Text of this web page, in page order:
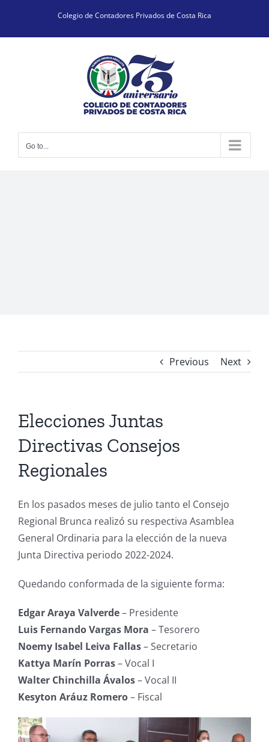
content
Colegio de Contadores Privados de Costa Rica
Go to...
Previous Next
Elecciones Juntas
Directivas Consejos
Regionales
En los pasados meses de julio tanto el Consejo
Regional Brunca realizó su respectiva Asamblea
General Ordinaria para la elección de la nueva
Junta Directiva periodo 2022-2024.
Quedando conformada de la siguiente forma:
Edgar Araya Valverde– Presidente
Luis Fernando Vargas Mora – Tesorero
Noemy Isabel Leiva Fallas– Secretario
Kattya Marín Porras– Vocal I
Walter Chinchilla Ávalos– Vocal II
Kesyton Aráuz Romero– Fiscal